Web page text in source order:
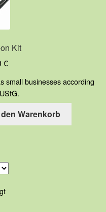
Kit
€
small businesses according
Warenkorb